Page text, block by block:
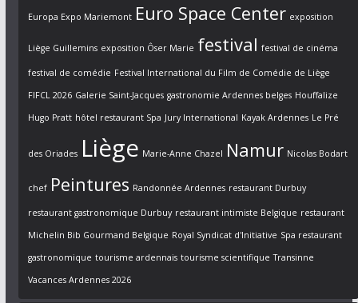
Europa Expo Mariemont Euro Space Center exposition
Liège Guillemins exposition Ôser Marie festival festival de cinéma
festival de comédie Festival International du Film de Comédie de Liège
FIFCL 2026 Galerie Saint-Jacques gastronomie Ardennes belges Houffalize
Hugo Pratt hôtel restaurant Spa Jury International Kayak Ardennes Le Pré
des Oriades Liège Marie-Anne Chazel Namur Nicolas Bodart
chef Peintures Randonnée Ardennes restaurant Durbuy
restaurant gastronomique Durbuy restaurant intimiste Belgique restaurant
Michelin Bib Gourmand Belgique Royal Syndicat d'Initiative Spa restaurant
gastronomique tourisme ardennais tourisme scientifique Transinne
Vacances Ardennes 2026